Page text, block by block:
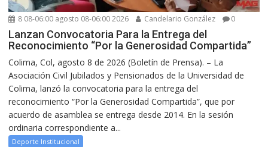
8 08-06:00 agosto 08-06:00 2026 Candelario González 0
Lanzan Convocatoria Para la Entrega del
Reconocimiento “Por la Generosidad Compartida”
Colima, Col, agosto 8 de 2026 (Boletín de Prensa). – La
Asociación Civil Jubilados y Pensionados de la Universidad de
Colima, lanzó la convocatoria para la entrega del
reconocimiento “Por la Generosidad Compartida”, que por
acuerdo de asamblea se entrega desde 2014. En la sesión
ordinaria correspondiente a...
Deporte Institucional